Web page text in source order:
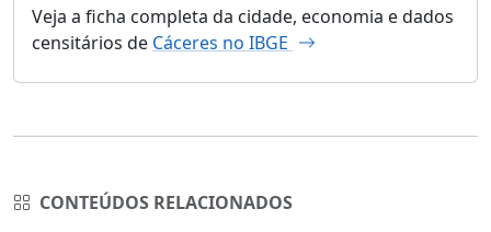
Veja a ficha completa da cidade, economia e dados
censitários de Cáceres no IBGE
CONTEÚDOS RELACIONADOS